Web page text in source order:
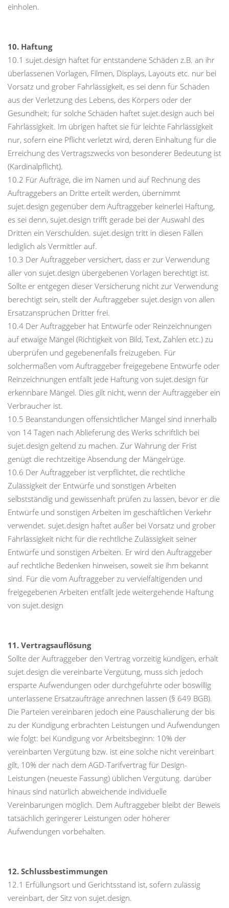
einholen.
10. Haftung
10.1 sujet.design haftet für entstandene Schäden z.B. an ihr
überlassenen Vorlagen, Filmen, Displays, Layouts etc. nur bei
Vorsatz und grober Fahrlässigkeit, es sei denn für Schäden
aus der Verletzung des Lebens, des Körpers oder der
Gesundheit; für solche Schäden haftet sujet.design auch bei
Fahrlässigkeit. Im übrigen haftet sie für leichte Fahrlässigkeit
nur, sofern eine Pflicht verletzt wird, deren Einhaltung für die
Erreichung des Vertragszwecks von besonderer Bedeutung ist
(Kardinalpflicht).
10.2 Für Aufträge, die im Namen und auf Rechnung des
Auftraggebers an Dritte erteilt werden, übernimmt
sujet.design gegenüber dem Auftraggeber keinerlei Haftung,
es sei denn, sujet.design trifft gerade bei der Auswahl des
Dritten ein Verschulden. sujet.design tritt in diesen Fällen
lediglich als Vermittler auf.
10.3 Der Auftraggeber versichert, dass er zur Verwendung
aller von sujet.design übergebenen Vorlagen berechtigt ist.
Sollte er entgegen dieser Versicherung nicht zur Verwendung
berechtigt sein, stellt der Auftraggeber sujet.design von allen
Ersatzansprüchen Dritter frei.
10.4 Der Auftraggeber hat Entwürfe oder Reinzeichnungen
auf etwaige Mängel (Richtigkeit von Bild, Text, Zahlen etc.) zu
überprüfen und gegebenenfalls freizugeben. Für
solchermaßen vom Auftraggeber freigegebene Entwürfe oder
Reinzeichnungen entfällt jede Haftung von sujet.design für
erkennbare Mängel. Dies gilt nicht, wenn der Auftraggeber ein
Verbraucher ist.
10.5 Beanstandungen offensichtlicher Mängel sind innerhalb
von 14 Tagen nach Ablieferung des Werks schriftlich bei
sujet.design geltend zu machen. Zur Wahrung der Frist
genügt die rechtzeitige Absendung der Mängelrüge.
10.6 Der Auftraggeber ist verpflichtet, die rechtliche
Zulässigkeit der Entwürfe und sonstigen Arbeiten
selbstständig und gewissenhaft prüfen zu lassen, bevor er die
Entwürfe und sonstigen Arbeiten im geschäftlichen Verkehr
verwendet. sujet.design haftet außer bei Vorsatz und grober
Fahrlässigkeit nicht für die rechtliche Zulässigkeit seiner
Entwürfe und sonstigen Arbeiten. Er wird den Auftraggeber
auf rechtliche Bedenken hinweisen, soweit sie ihm bekannt
sind. Für die vom Auftraggeber zu vervielfältigenden und
freigegebenen Arbeiten entfällt jede weitergehende Haftung
von sujet.design
11. Vertragsauflösung
Sollte der Auftraggeber den Vertrag vorzeitig kündigen, erhält
sujet.design die vereinbarte Vergütung, muss sich jedoch
ersparte Aufwendungen oder durchgeführte oder böswillig
unterlassene Ersatzaufträge anrechnen lassen (§ 649 BGB).
Die Parteien vereinbaren jedoch eine Pauschalierung der bis
zu der Kündigung erbrachten Leistungen und Aufwendungen
wie folgt: bei Kündigung vor Arbeitsbeginn: 10% der
vereinbarten Vergütung bzw. ist eine solche nicht vereinbart
gilt, 10% der nach dem AGD-Tarifvertrag für Design-
Leistungen (neueste Fassung) üblichen Vergütung. darüber
hinaus sind natürlich abweichende individuelle
Vereinbarungen möglich. Dem Auftraggeber bleibt der Beweis
tatsächlich geringerer Leistungen oder höherer
Aufwendungen vorbehalten.
12. Schlussbestimmungen
12.1 Erfüllungsort und Gerichtsstand ist, sofern zulässig
vereinbart, der Sitz von sujet.design.